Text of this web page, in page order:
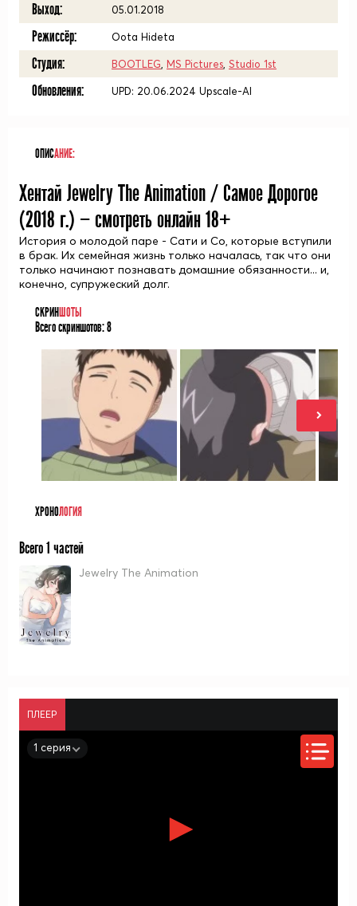
Выход: 05.01.2018
Режиссёр: Oota Hideta
Студия: BOOTLEG MS Pictures Studio 1st
Обновления: UPD: 20.06.2024 Upscale-AI
ОПИСАНИЕ:
Хентай Jewelry The Animation / Самое Дорогое
(2018 г.) — смотреть онлайн 18+
История о молодой паре - Сати и Со, которые вступили
в брак. Их семейная жизнь только началась, так что они
только начинают познавать домашние обязанности... и,
конечно, супружеский долг.
СКРИН ШОТЫ
Всего скриншотов:8
ХРОНОЛОГИЯ
Всего 1 частей
Jewelry The Animation
ПЛЕЕР
1 серия